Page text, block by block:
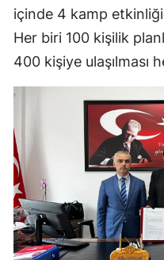
içinde 4 kamp
Her biri 100 kişilik
400 kişiye ulaşılması